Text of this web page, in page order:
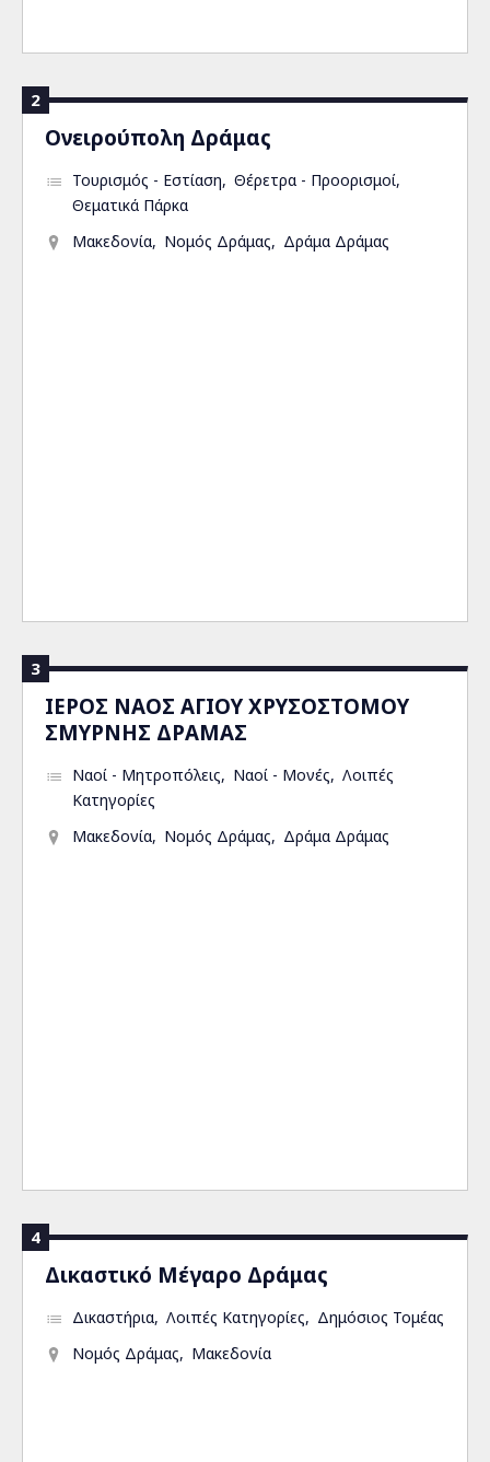
2
Ονειρούπολη Δράμας
Τουρισμός - Εστίαση
Θέρετρα - Προορισμοί
Θεματικά Πάρκα
Μακεδονία
Νομός Δράμας Δράμα Δράμας
3
ΙΕΡΟΣ ΝΑΟΣ ΑΓΙΟΥ ΧΡΥΣΟΣΤΟΜΟΥ
ΣΜΥΡΝΗΣ ΔΡΑΜΑΣ
Ναοί - Μητροπόλεις Ναοί - Μονές
Λοιπές
Κατηγορίες
Μακεδονία
Νομός Δράμας Δράμα Δράμας
4
Δικαστικό Μέγαρο Δράμας
Δικαστήρια Λοιπές Κατηγορίες
Δημόσιος Τομέας
Νομός Δράμας
Μακεδονία